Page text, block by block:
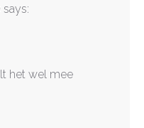
says:
het wel mee